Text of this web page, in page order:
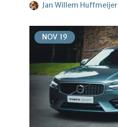
Jan Willem Huffmeijer
NOV 19